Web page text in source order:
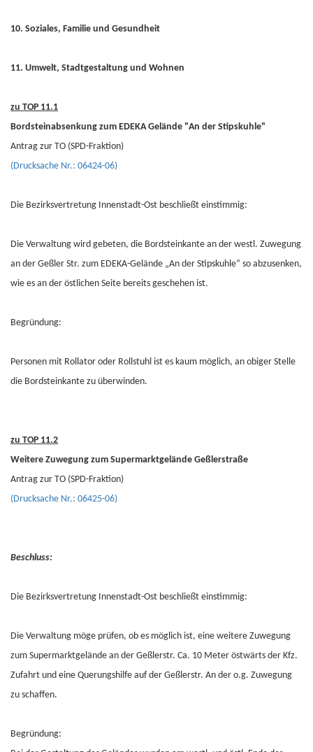
10. Soziales, Familie und Gesundheit
11. Umwelt, Stadtgestaltung und Wohnen
zu TOP 11.1
Bordsteinabsenkung zum EDEKA Gelände "An der Stipskuhle"
Antrag zur TO (SPD-Fraktion)
(Drucksache Nr.: 06424-06)
Die Bezirksvertretung Innenstadt-Ost beschließt einstimmig:
Die Verwaltung wird gebeten, die Bordsteinkante an der westl. Zuwegung
an der Geßler Str. zum EDEKA-Gelände „An der Stipskuhle“ so abzusenken,
wie es an der östlichen Seite bereits geschehen ist.
Begründung:
Personen mit Rollator oder Rollstuhl ist es kaum möglich, an obiger Stelle
die Bordsteinkante zu überwinden.
zu TOP 11.2
Weitere Zuwegung zum Supermarktgelände Geßlerstraße
Antrag zur TO (SPD-Fraktion)
(Drucksache Nr.: 06425-06)
Beschluss:
Die Bezirksvertretung Innenstadt-Ost beschließt einstimmig:
Die Verwaltung möge prüfen, ob es möglich ist, eine weitere Zuwegung
zum Supermarktgelände an der Geßlerstr. Ca. 10 Meter östwärts der Kfz.
Zufahrt und eine Querungshilfe auf der Geßlerstr. An der o.g. Zuwegung
zu schaffen.
Begründung: